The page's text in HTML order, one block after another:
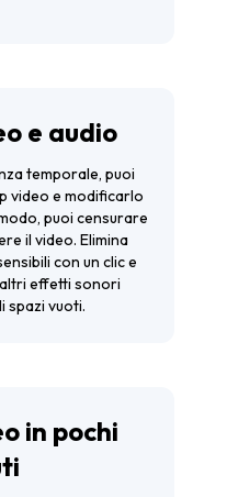
e audio
temporale, puoi
video e modificarlo
puoi censurare
il video. Elimina
con un clic e
effetti sonori
spazi vuoti.
in pochi